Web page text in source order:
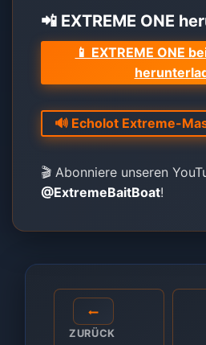
📲 EXTREME ONE
📱 EXTREME ONE
🔊 Echolot Extreme-
🎬 Abonniere unseren
@ExtremeBaitBoat!
ZURÜCK